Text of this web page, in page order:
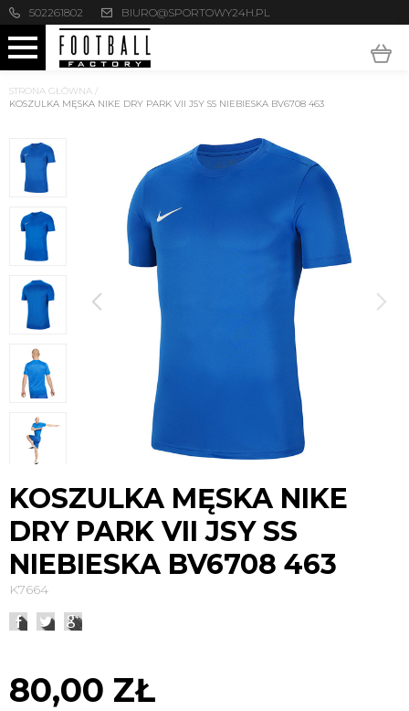
502261802 BIURO@SPORTOWY24H.PL
STRONA GŁÓWNA /
KOSZULKA MĘSKA NIKE DRY PARK VII JSY SS NIEBIESKA BV6708 463
KOSZULKA MĘSKA NIKE
DRY PARK VII JSY SS
NIEBIESKA BV6708 463
K7664
80,00 ZŁ